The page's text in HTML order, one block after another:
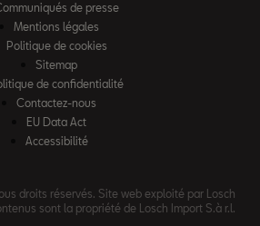
de presse
Mentions légales
Politique de cookies
Sitemap
de confidentialité
Contactez-nous
EU Data Act
Accessibilité
droits réservés. Site web exploité par Losch
sont la propriété de Losch Import S.à r.l.